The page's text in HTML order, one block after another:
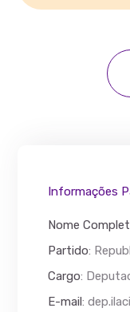
Informações
Nome
Partido:
Cargo:
E-mail: